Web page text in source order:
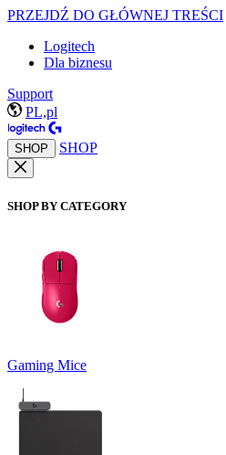
PRZEJDŹ DO GŁÓWNEJ TREŚCI
Logitech
Dla biznesu
Support
PL,pl
SHOP SHOP
SHOP BY CATEGORY
Gaming Mice